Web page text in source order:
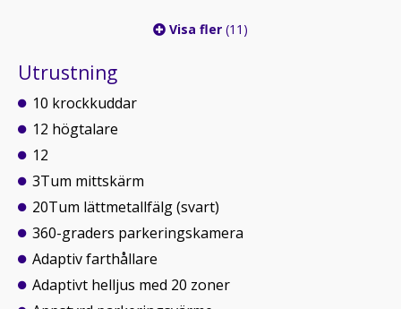
Visa fler (11)
Utrustning
10 krockkuddar
12 högtalare
12
3Tum mittskärm
20Tum lättmetallfälg (svart)
360-graders parkeringskamera
Adaptiv farthållare
Adaptivt helljus med 20 zoner